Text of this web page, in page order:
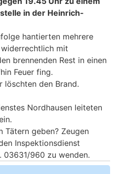
in der Heinrich-
hantierten mehrere
mit
brennenden Rest in einen
Feuer fing.
löschten den Brand.
Nordhausen leiteten
Tätern geben? Zeugen
Inspektionsdienst
03631/960 zu wenden.